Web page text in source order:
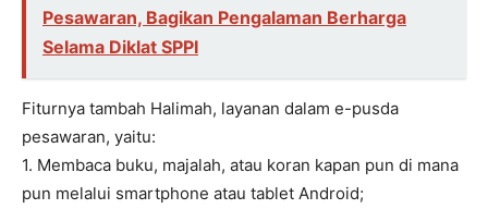
Pesawaran, Bagikan Pengalaman Berharga
Selama Diklat SPPI
Fiturnya tambah Halimah, layanan dalam e-pusda
pesawaran, yaitu:
1. Membaca buku, majalah, atau koran kapan pun di mana
pun melalui smartphone atau tablet Android;